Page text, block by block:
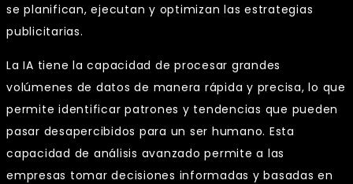
se planifican, ejecutan y optimizan las estrategias
publicitarias.
La IA tiene la capacidad de procesar grandes
volúmenes de datos de manera rápida y precisa, lo que
permite identificar patrones y tendencias que pueden
pasar desapercibidos para un ser humano. Esta
capacidad de análisis avanzado permite a las
empresas tomar decisiones informadas y basadas en